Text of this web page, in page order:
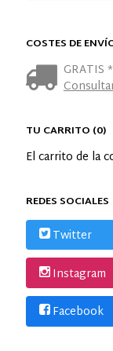
COSTES DE
GRATIS *
TU CARRITO (0)
El carrito de la
REDES SOCIALES
Twitter
Instagram
Facebook